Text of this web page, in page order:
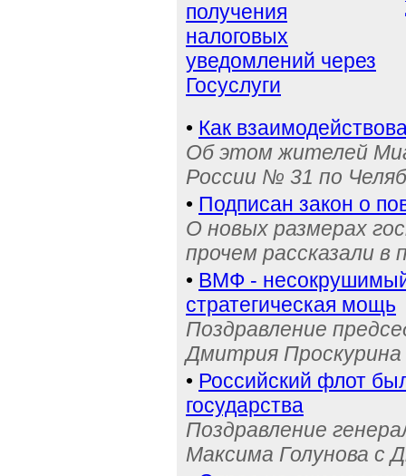
получения
налоговых
уведомлений через
Госуслуги
• Как
Об этом жителей
России № 31 по
• Подписан закон о
О новых размерах
прочем рассказали в
• ВМФ -
стратегическая мощь
Поздравление
Дмитрия
• Российский флот
государства
Поздравление
Максима Голунова с